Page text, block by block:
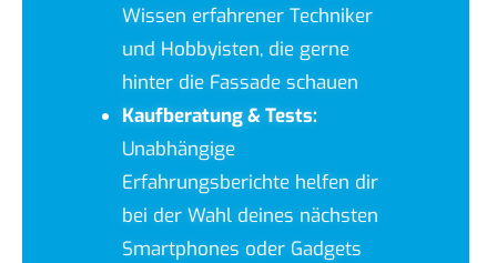
Wissen erfahrener Techniker
und Hobbyisten, die gerne
hinter die Fassade schauen
Kaufberatung & Tests:
Unabhängige
Erfahrungsberichte helfen dir
bei der Wahl deines nächsten
Smartphones oder Gadgets